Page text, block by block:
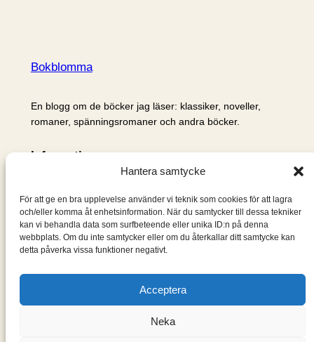
Hantera samtycke
För att ge en bra upplevelse använder vi teknik som cookies för att lagra
och/eller komma åt enhetsinformation. När du samtycker till dessa tekniker
kan vi behandla data som surfbeteende eller unika ID:n på denna
webbplats. Om du inte samtycker eller om du återkallar ditt samtycke kan
detta påverka vissa funktioner negativt.
Acceptera
Neka
Bokblomma
En blogg om de böcker jag läser: klassiker, noveller,
romaner, spänningsromaner och andra böcker.
Information
Om mig & om bloggen
S
ö
k